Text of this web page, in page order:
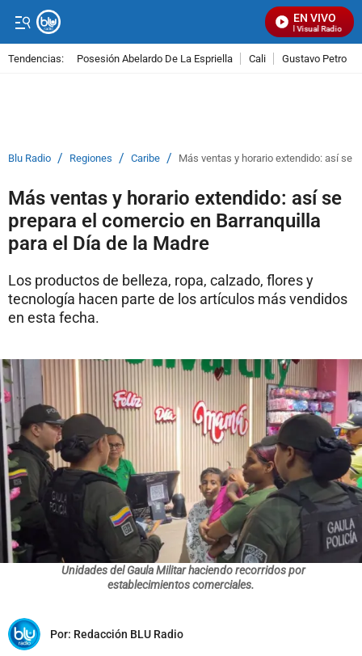
EN VIVO
Señal Visual Radio
Tendencias: Posesión Abelardo De La Espriella Cali Gustavo Petro
Blu Radio / Regiones / Caribe / Más ventas y horario extendido: así se
Más ventas y horario extendido: así se
prepara el comercio en Barranquilla
para el Día de la Madre
Los productos de belleza, ropa, calzado, flores y
tecnología hacen parte de los artículos más vendidos
en esta fecha.
Unidades del Gaula Militar haciendo recorridos por
establecimientos comerciales.
Por: Redacción BLU Radio